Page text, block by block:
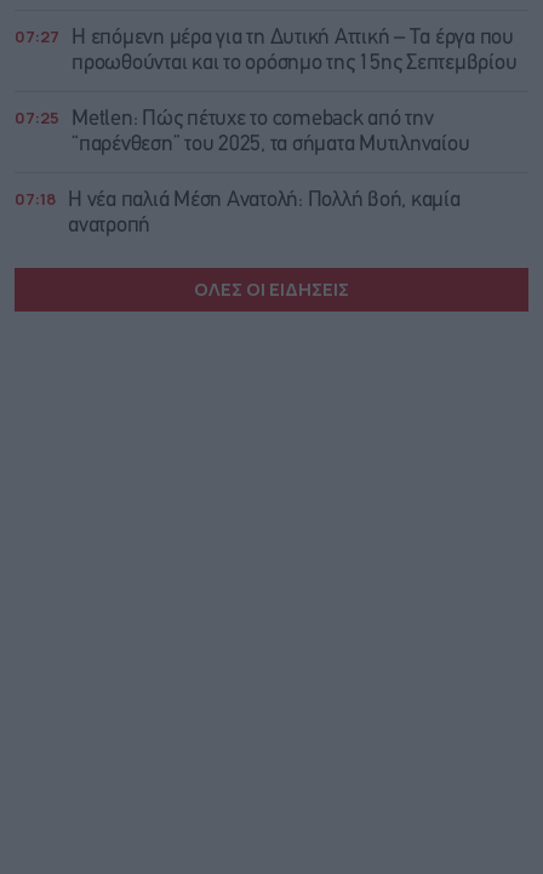
07:27
Η επόμενη μέρα για τη Δυτική Αττική – Τα έργα που
προωθούνται και το ορόσημο της 15ης Σεπτεμβρίου
07:25
Metlen: Πώς πέτυχε το comeback από την
“παρένθεση” του 2025, τα σήματα Μυτιληναίου
07:18
Η νέα παλιά Μέση Ανατολή: Πολλή βοή, καμία
ανατροπή
ΟΛΕΣ ΟΙ ΕΙΔΗΣΕΙΣ